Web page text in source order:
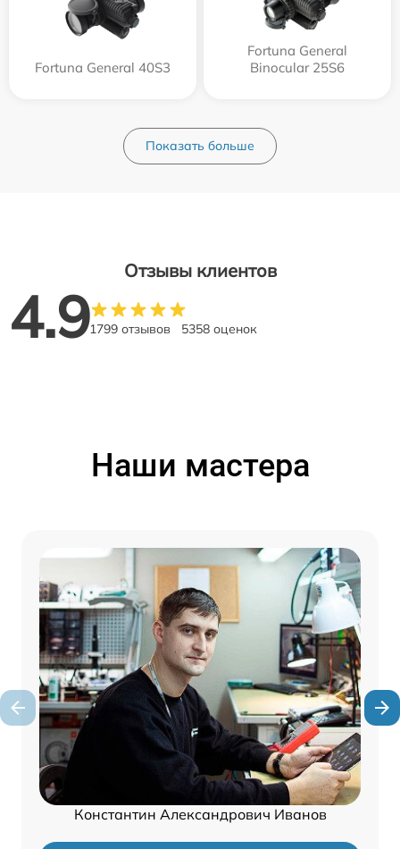
Fortuna General 40S3
Fortuna General
Binocular 25S6
Показать больше
Отзывы клиентов
4.91799 отзывов 5358 оценок
Наши мастера
Константин Александрович Иванов